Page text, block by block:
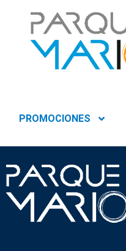
PROMOCIONES